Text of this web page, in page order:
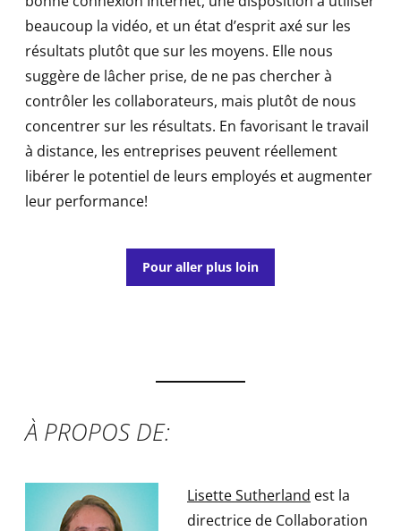
beaucoup la vidéo, et un état d’esprit axé sur les
résultats plutôt que sur les moyens. Elle nous
suggère de lâcher prise, de ne pas chercher à
contrôler les collaborateurs, mais plutôt de nous
concentrer sur les résultats. En favorisant le travail
à distance, les entreprises peuvent réellement
libérer le potentiel de leurs employés et augmenter
leur performance!
Pour aller plus loin
À PROPOS DE:
Lisette Sutherland est la
directrice de Collaboration